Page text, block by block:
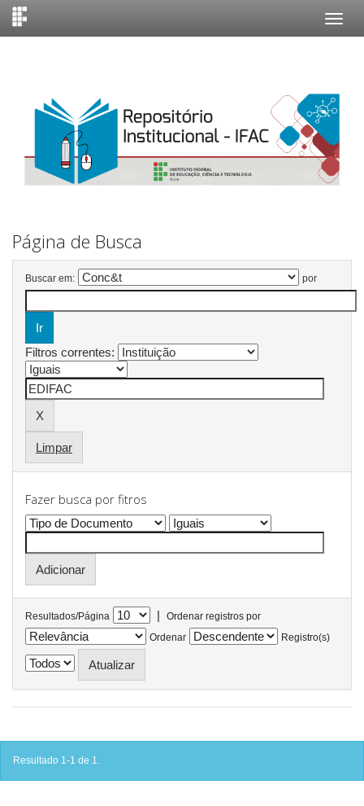
Página de Busca
Buscar em: por
Filtros correntes:
Limpar
Fazer busca por fitros
Resultados/Página |
Ordenar registros por
Ordenar
Registro(s)
Resultado 1-1 de 1.